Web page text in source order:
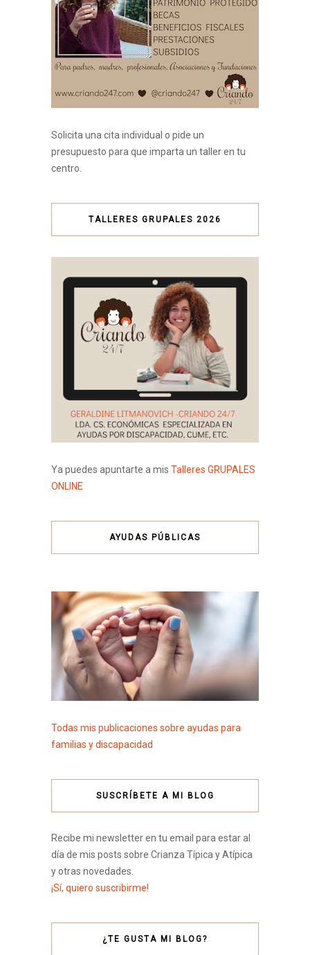
Solicita una cita individual o pide un
presupuesto para que imparta un taller en tu
centro.
TALLERES GRUPALES 2026
Ya puedes apuntarte a mis Talleres GRUPALES
ONLINE
AYUDAS PÚBLICAS
Todas mis publicaciones sobre ayudas para
familias y discapacidad
SUSCRÍBETE A MI BLOG
Recibe mi newsletter en tu email para estar al
día de mis posts sobre Crianza Típica y Atípica
y otras novedades.
¡Sí, quiero suscribirme!
¿TE GUSTA MI BLOG?